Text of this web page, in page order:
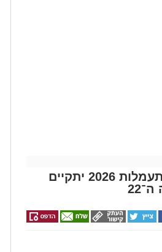
שבוע אליפויות ישראל בענפי ההתעמלות 2026 יתקיים